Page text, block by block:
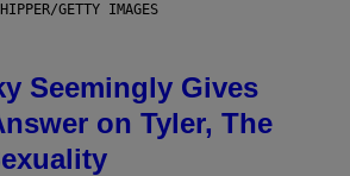
GETTY IMAGES
Seemingly Gives
on Tyler, The